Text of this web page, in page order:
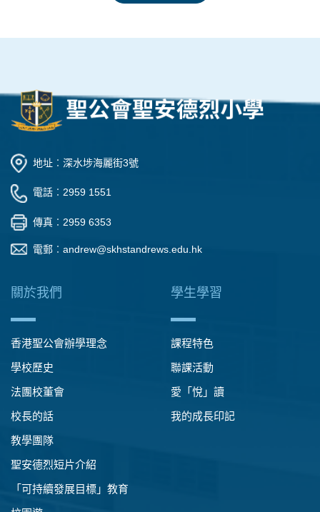
地址︰深水埗海麗街3號
電話︰2959 1551
傳真︰2959 6353
電郵︰ andrew@skhstandrews.edu.hk
關於我們
香港聖公會辦學理念
學校歷史
法團校董會
校長的話
教學團隊
聖安德烈短片介紹
「可持續發展目標」教育
學生學習
課程特色
聯課活動
愛「悅」讀
我的成長印記